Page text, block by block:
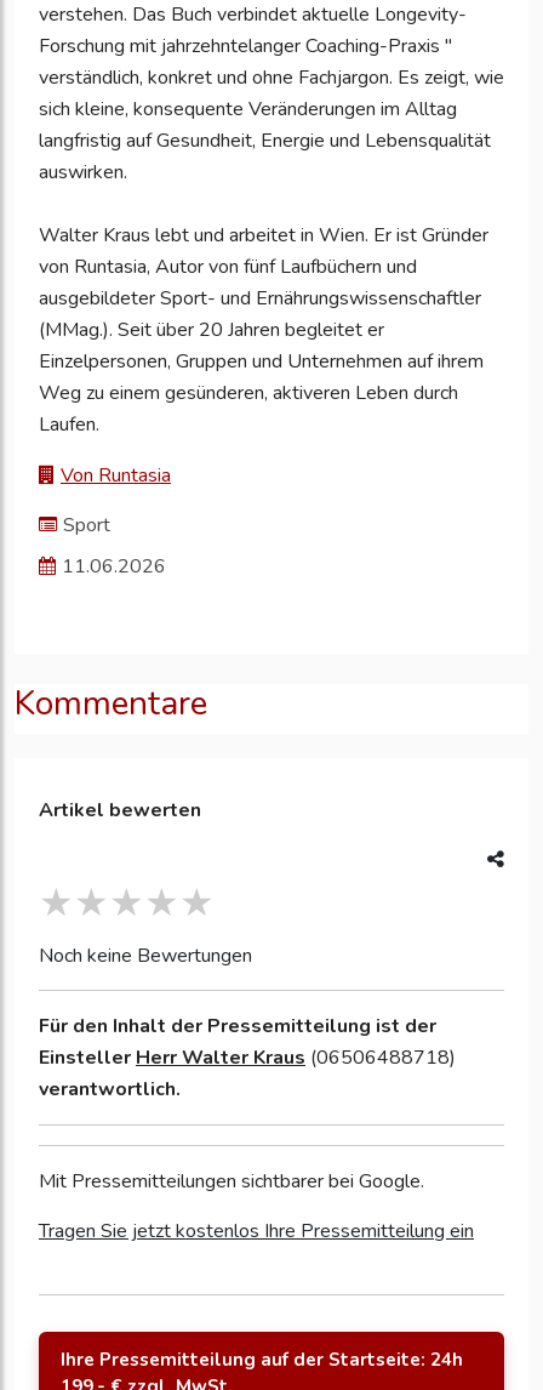
verstehen. Das Buch verbindet aktuelle Longevity-
Forschung mit jahrzehntelanger Coaching-Praxis "
verständlich, konkret und ohne Fachjargon. Es zeigt, wie
sich kleine, konsequente Veränderungen im Alltag
langfristig auf Gesundheit, Energie und Lebensqualität
auswirken.
Walter Kraus lebt und arbeitet in Wien. Er ist Gründer
von Runtasia, Autor von fünf Laufbüchern und
ausgebildeter Sport- und Ernährungswissenschaftler
(MMag.). Seit über 20 Jahren begleitet er
Einzelpersonen, Gruppen und Unternehmen auf ihrem
Weg zu einem gesünderen, aktiveren Leben durch
Laufen.
Von Runtasia
Sport
11.06.2026
Kommentare
Artikel bewerten
Noch keine Bewertungen
Für den Inhalt der Pressemitteilung ist der
Einsteller Herr Walter Kraus (06506488718)
verantwortlich.
Mit Pressemitteilungen sichtbarer bei Google.
Tragen Sie jetzt kostenlos Ihre Pressemitteilung ein
Ihre Pressemitteilung auf der Startseite: 24h